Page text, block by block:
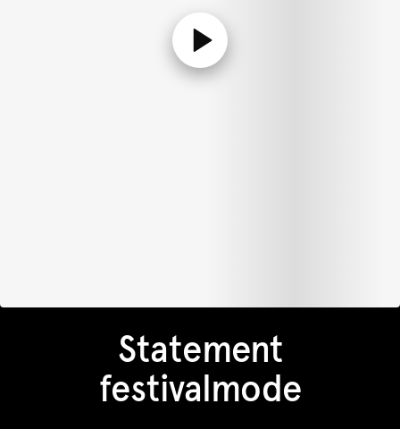
Statement
festivalmode